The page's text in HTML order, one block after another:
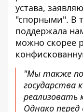
устава,
"спорными". В
поддержала
можно скорее
"Мы также
государства
реализовать
Однако